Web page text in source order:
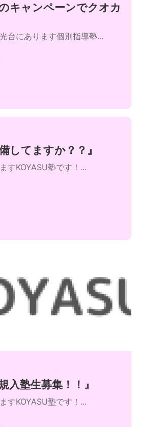
のキャンペーンでクオカ
台にあります個別指導塾...
してますか？？』
すKOYASU塾です！...
入塾生募集！！』
すKOYASU塾です！...